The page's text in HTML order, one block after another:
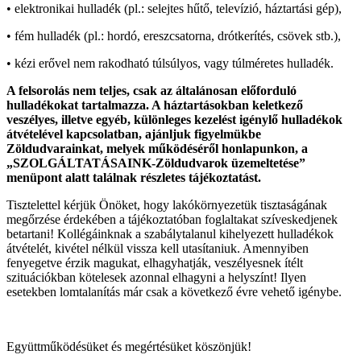
• elektronikai hulladék (pl.: selejtes hűtő, televízió, háztartási gép),
• fém hulladék (pl.: hordó, ereszcsatorna, drótkerítés, csövek stb.),
• kézi erővel nem rakodható túlsúlyos, vagy túlméretes hulladék.
A felsorolás nem teljes, csak az általánosan előforduló
hulladékokat tartalmazza. A háztartásokban keletkező
veszélyes, illetve egyéb, különleges kezelést igénylő hulladékok
átvételével kapcsolatban, ajánljuk figyelmükbe
Zöldudvarainkat, melyek működéséről honlapunkon, a
„SZOLGÁLTATÁSAINK-Zöldudvarok üzemeltetése”
menüpont alatt találnak részletes tájékoztatást.
Tisztelettel kérjük Önöket, hogy lakókörnyezetük tisztaságának
megőrzése érdekében a tájékoztatóban foglaltakat szíveskedjenek
betartani! Kollégáinknak a szabálytalanul kihelyezett hulladékok
átvételét, kivétel nélkül vissza kell utasítaniuk. Amennyiben
fenyegetve érzik magukat, elhagyhatják, veszélyesnek ítélt
szituációkban kötelesek azonnal elhagyni a helyszínt! Ilyen
esetekben lomtalanítás már csak a következő évre vehető igénybe.
Együttműködésüket és megértésüket köszönjük!